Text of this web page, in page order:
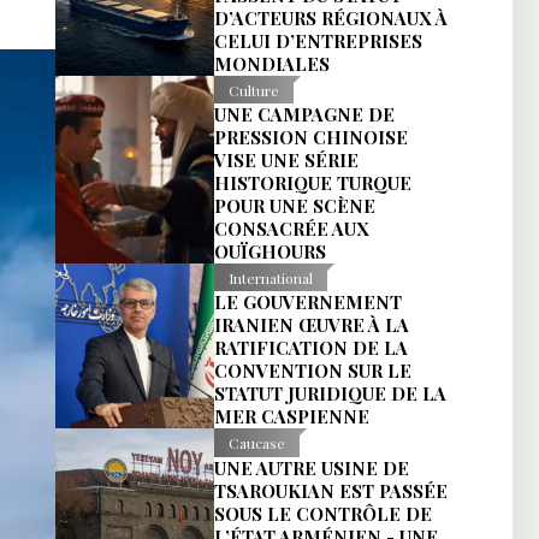
D’ACTEURS RÉGIONAUX À
CELUI D’ENTREPRISES
MONDIALES
Culture
UNE CAMPAGNE DE
PRESSION CHINOISE
VISE UNE SÉRIE
HISTORIQUE TURQUE
POUR UNE SCÈNE
CONSACRÉE AUX
OUÏGHOURS
International
LE GOUVERNEMENT
IRANIEN ŒUVRE À LA
RATIFICATION DE LA
CONVENTION SUR LE
STATUT JURIDIQUE DE LA
MER CASPIENNE
Caucase
UNE AUTRE USINE DE
TSAROUKIAN EST PASSÉE
SOUS LE CONTRÔLE DE